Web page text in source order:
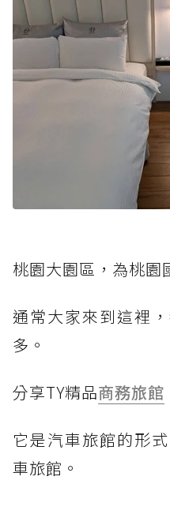
桃園大園區，為桃園
通常大家來到這裡
多。
分享TY精品商務旅館
它是汽車旅館的形
車旅館。